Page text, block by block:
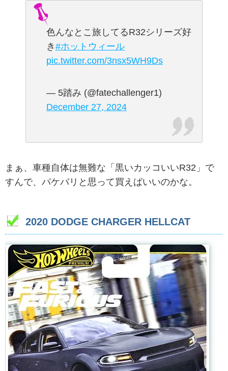
色んなとこ旅してるR32シリーズ好
き #ホットウィール
pic.twitter.com/3nsx5WH9Ds
— 5踏み (@fatechallenger1)
December 27, 2024
まぁ、車種自体は無難な「黒いカッコいいR32」で
すんで、パケバリと思って買えばいいのかな。
2020 DODGE CHARGER HELLCAT